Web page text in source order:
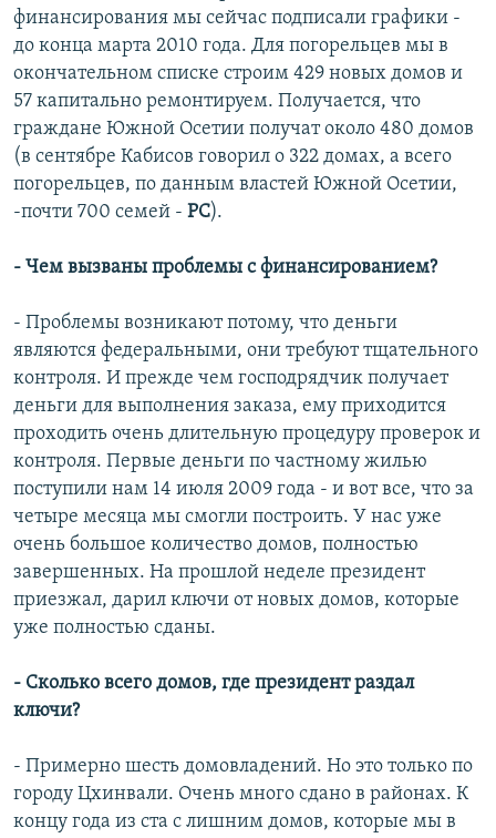
финансирования мы сейчас подписали графики -
до конца марта 2010 года. Для погорельцев мы в
окончательном списке строим 429 новых домов и
57 капитально ремонтируем. Получается, что
граждане Южной Осетии получат около 480 домов
(в сентябре Кабисов говорил о 322 домах, а всего
погорельцев, по данным властей Южной Осетии,
-почти 700 семей - РС).
- Чем вызваны проблемы с финансированием?
- Проблемы возникают потому, что деньги
являются федеральными, они требуют тщательного
контроля. И прежде чем господрядчик получает
деньги для выполнения заказа, ему приходится
проходить очень длительную процедуру проверок и
контроля. Первые деньги по частному жилью
поступили нам 14 июля 2009 года - и вот все, что за
четыре месяца мы смогли построить. У нас уже
очень большое количество домов, полностью
завершенных. На прошлой неделе президент
приезжал, дарил ключи от новых домов, которые
уже полностью сданы.
- Сколько всего домов, где президент раздал
ключи?
- Примерно шесть домовладений. Но это только по
городу Цхинвали. Очень много сдано в районах. К
концу года из ста с лишним домов, которые мы в